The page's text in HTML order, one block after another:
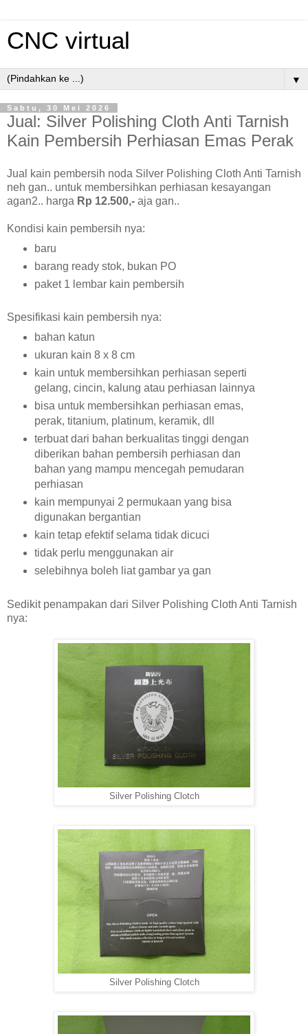
CNC virtual
▼
Sabtu, 30 Mei 2026
Jual: Silver Polishing Cloth Anti Tarnish
Kain Pembersih Perhiasan Emas Perak
Jual kain pembersih noda Silver Polishing Cloth Anti Tarnish
neh gan.. untuk membersihkan perhiasan kesayangan
agan2.. harga Rp 12.500,- aja gan..
Kondisi kain pembersih nya:
baru
barang ready stok, bukan PO
paket 1 lembar kain pembersih
Spesifikasi kain pembersih nya:
bahan katun
ukuran kain 8 x 8 cm
kain untuk membersihkan perhiasan seperti
gelang, cincin, kalung atau perhiasan lainnya
bisa untuk membersihkan perhiasan emas,
perak, titanium, platinum, keramik, dll
terbuat dari bahan berkualitas tinggi dengan
diberikan bahan pembersih perhiasan dan
bahan yang mampu mencegah pemudaran
perhiasan
kain mempunyai 2 permukaan yang bisa
digunakan bergantian
kain tetap efektif selama tidak dicuci
tidak perlu menggunakan air
selebihnya boleh liat gambar ya gan
Sedikit penampakan dari Silver Polishing Cloth Anti Tarnish
nya:
Silver Polishing Clotch
Silver Polishing Clotch